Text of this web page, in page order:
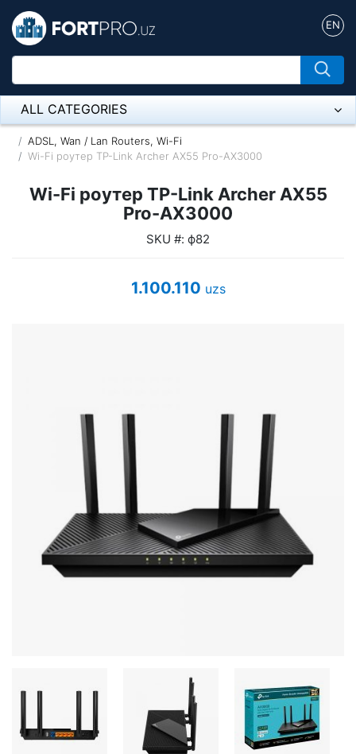
EN
ALL CATEGORIES
Микрофон
Оборудование Mikrotik
UPS Uninterruptible Power Supply
Headphones
Mouses and keybords
Cooling systems
Server equipment
PC components
ADSL, Wan / Lan Routers, Wi-Fi
Wi-Fi роутер TP-Link Archer AX55 Pro-AX3000
Wi-Fi роутер TP-Link Archer AX55
Pro-AX3000
SKU #: ф82
1.100.110 uzs